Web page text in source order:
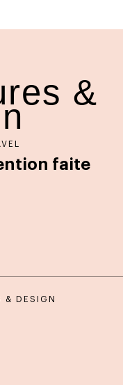
&
faite
& DESIGN